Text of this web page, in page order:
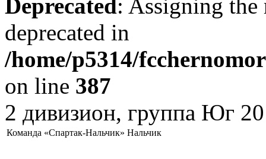
Deprecated: Assigning the
deprecated in
/home/p5314/
on line 387
2 дивизион, группа Юг
Команда «Спартак-Нальчик» Нальчик